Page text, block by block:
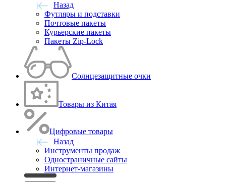
Назад
Футляры и подставки
Почтовые пакеты
Курьерские пакеты
Пакеты Zip-Lock
Солнцезащитные очки
Товары из Китая
Цифровые товары
Назад
Инструменты продаж
Одностраничные сайты
Интернет-магазины